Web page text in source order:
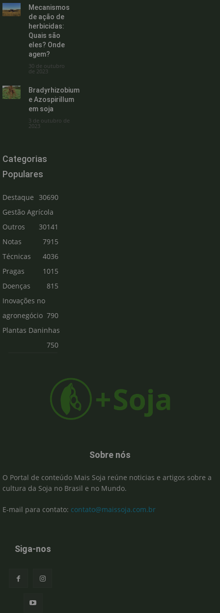
Mecanismos
de ação de
herbicidas:
Quais são
eles? Onde
agem?
30 de outubro
de 2023
Bradyrhizobium
e Azospirillum
em soja
3 de outubro de
2023
Categorias
Populares
Destaque
30690
Gestão Agrícola
30141
Outros
7915
Notas
Técnicas
4036
Pragas
1015
Doenças
815
Inovações no
agronegócio 790
Plantas Daninhas
750
Sobre nós
O Portal de conteúdo Mais Soja reúne noticias e artigos sobre a
cultura da Soja no Brasil e no Mundo.
E-mail para contato: contato@maissoja.com.br
Siga-nos